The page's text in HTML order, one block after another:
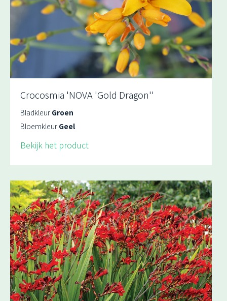
Crocosmia 'NOVA 'Gold Dragon''
Bladkleur Groen
Bloemkleur Geel
Bekijk het product